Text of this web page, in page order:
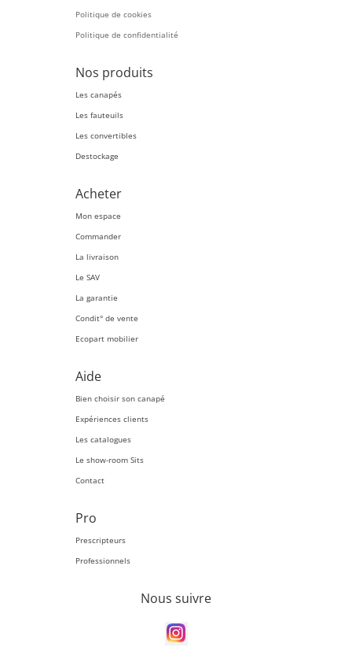
Politique de cookies
Politique de confidentialité
Nos produits
Les canapés
Les fauteuils
Les convertibles
Destockage
Acheter
Mon espace
Commander
La livraison
Le SAV
La garantie
Condit° de vente
Ecopart mobilier
Aide
Bien choisir son canapé
Expériences clients
Les catalogues
Le show-room Sits
Contact
Pro
Prescripteurs
Professionnels
Nous suivre